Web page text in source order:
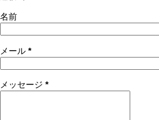
名前
メール *
メッセージ *